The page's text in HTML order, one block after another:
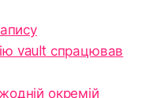
vault спрацював
окремій